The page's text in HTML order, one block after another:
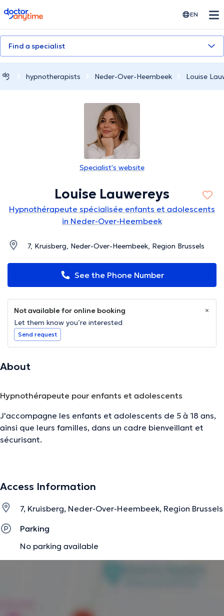
doctoranytime EN
Find a specialist
hypnotherapists Neder-Over-Heembeek Louise
Specialist's website
Louise Lauwereys
Hypnothérapeute spécialisée enfants et adolescents
in Neder-Over-Heembeek
7, Kruisberg, Neder-Over-Heembeek, Region Brussels
See the Phone Number
Not available for online booking
Let them know you’re interested
Send request
About
Hypnothérapeute pour enfants et adolescents
J'accompagne les enfants et adolescents de 5 à 18 ans,
ainsi que leurs familles, dans un cadre bienveillant et
sécurisant.
Mon approche met en lumière les ressources internes du
jeune pour qu'il découvre ses propres solutions et
développe les outils nécessaires à un changement positif
et à un mieux-être durable.
Avec les enfants, elle s'invite naturellement à travers des
dessins, des jeux ou des contes,... qui permettent
Access Information
7, Kruisberg, Neder-Over-Heembeek, Region Brussels
Parking
No parking available